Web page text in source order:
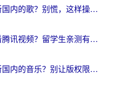
在国外无法听国内的歌？别慌，这样操作就能畅听QQ音乐（附亲测加速器推荐）
在国外如何看腾讯视频？留学生亲测有效的回国加速方案
在国外怎么听国内的音乐？别让版权限制断了你的华语歌单